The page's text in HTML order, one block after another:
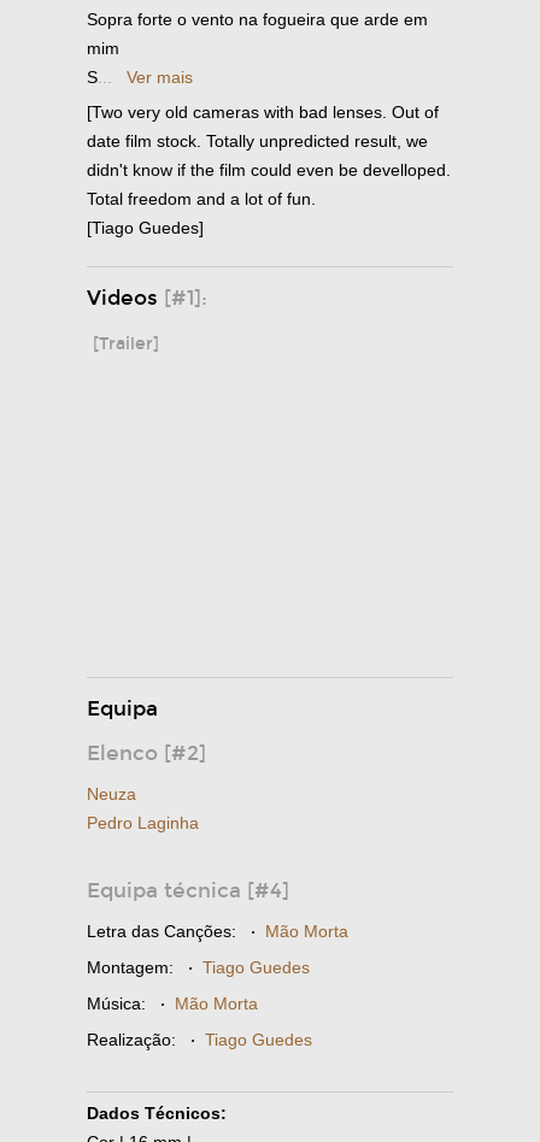
Sopra forte o vento na fogueira que arde em
mim
S
Ver mais
[Two very old cameras with bad lenses. Out of
date film stock. Totally unpredicted result, we
didn't know if the film could even be develloped.
Total freedom and a lot of fun.
[Tiago Guedes]
Videos [#1]:
[Trailer]
Equipa
Elenco [#2]
Neuza
Pedro Laginha
Equipa técnica [#4]
Letra das Canções: · Mão Morta
Montagem: · Tiago Guedes
Música: · Mão Morta
Realização: · Tiago Guedes
Dados Técnicos: